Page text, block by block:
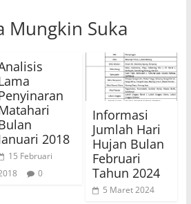
Mungkin Suka
2018
15 Februari
0
Informasi
Jumlah Hari
Hujan Bulan
Februari
Tahun 2024
5 Maret 2024